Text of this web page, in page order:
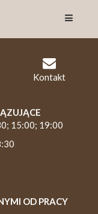
Kontakt
15:00; 19:00
OD PRACY